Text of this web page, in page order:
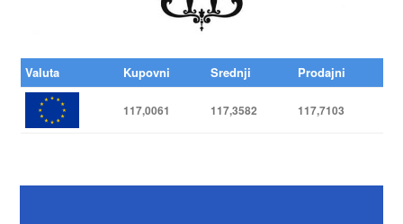
Valuta Kupovni Srednji Prodajni
117,0061 117,3582 117,7103